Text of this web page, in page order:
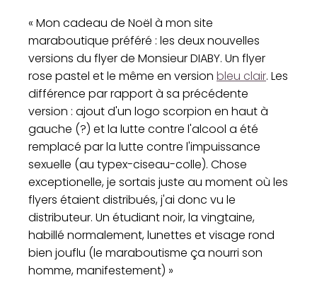
« Mon cadeau de Noël à mon site
maraboutique préféré : les deux nouvelles
versions du flyer de Monsieur DIABY. Un flyer
rose pastel et le même en version bleu clair. Les
différence par rapport à sa précédente
version : ajout d'un logo scorpion en haut à
gauche (?) et la lutte contre l'alcool a été
remplacé par la lutte contre l'impuissance
sexuelle (au typex-ciseau-colle). Chose
exceptionelle, je sortais juste au moment où les
flyers étaient distribués, j'ai donc vu le
distributeur. Un étudiant noir, la vingtaine,
habillé normalement, lunettes et visage rond
bien jouflu (le maraboutisme ça nourri son
homme, manifestement) »